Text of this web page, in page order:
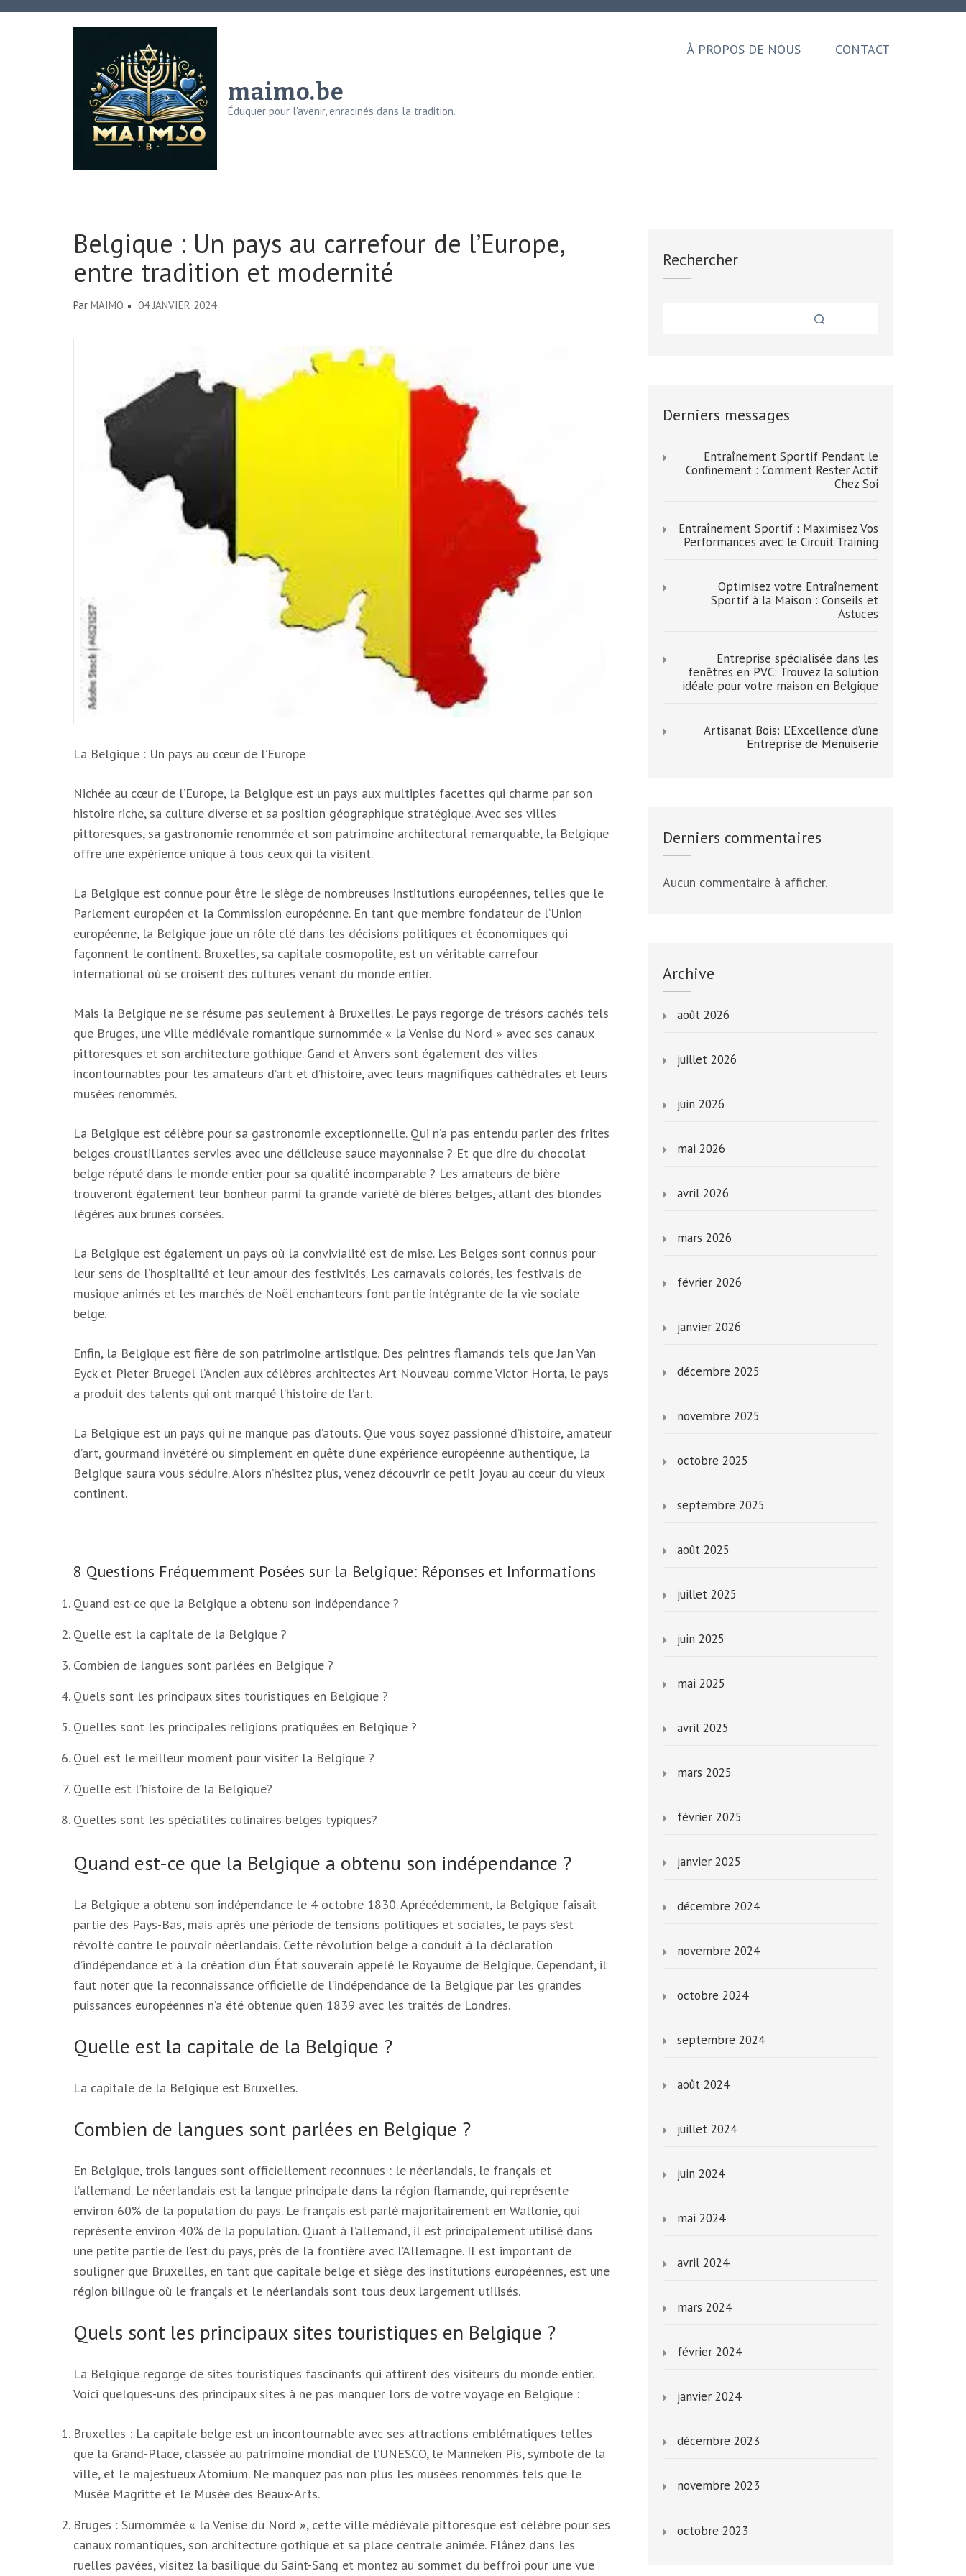
Aller
maimo.be
Éduquer pour l'avenir, enracinés dans la tradition.
À PROPOS DE NOUS CONTACT
Belgique : Un pays au carrefour de l’Europe,
entre tradition et modernité
Par MAIMO 04 JANVIER 2024
La Belgique : Un pays au cœur de l’Europe
Nichée au cœur de l’Europe, la Belgique est un pays aux multiples facettes qui charme par son
histoire riche, sa culture diverse et sa position géographique stratégique. Avec ses villes
pittoresques, sa gastronomie renommée et son patrimoine architectural remarquable, la Belgique
offre une expérience unique à tous ceux qui la visitent.
La Belgique est connue pour être le siège de nombreuses institutions européennes, telles que le
Parlement européen et la Commission européenne. En tant que membre fondateur de l’Union
européenne, la Belgique joue un rôle clé dans les décisions politiques et économiques qui
façonnent le continent. Bruxelles, sa capitale cosmopolite, est un véritable carrefour
international où se croisent des cultures venant du monde entier.
Mais la Belgique ne se résume pas seulement à Bruxelles. Le pays regorge de trésors cachés tels
que Bruges, une ville médiévale romantique surnommée « la Venise du Nord » avec ses canaux
pittoresques et son architecture gothique. Gand et Anvers sont également des villes
incontournables pour les amateurs d’art et d’histoire, avec leurs magnifiques cathédrales et leurs
musées renommés.
La Belgique est célèbre pour sa gastronomie exceptionnelle. Qui n’a pas entendu parler des frites
belges croustillantes servies avec une délicieuse sauce mayonnaise ? Et que dire du chocolat
belge réputé dans le monde entier pour sa qualité incomparable ? Les amateurs de bière
trouveront également leur bonheur parmi la grande variété de bières belges, allant des blondes
légères aux brunes corsées.
La Belgique est également un pays où la convivialité est de mise. Les Belges sont connus pour
leur sens de l’hospitalité et leur amour des festivités. Les carnavals colorés, les festivals de
musique animés et les marchés de Noël enchanteurs font partie intégrante de la vie sociale
belge.
Enfin, la Belgique est fière de son patrimoine artistique. Des peintres flamands tels que Jan Van
Eyck et Pieter Bruegel l’Ancien aux célèbres architectes Art Nouveau comme Victor Horta, le pays
a produit des talents qui ont marqué l’histoire de l’art.
La Belgique est un pays qui ne manque pas d’atouts. Que vous soyez passionné d’histoire, amateur
d’art, gourmand invétéré ou simplement en quête d’une expérience européenne authentique, la
Belgique saura vous séduire. Alors n’hésitez plus, venez découvrir ce petit joyau au cœur du vieux
continent.
8 Questions Fréquemment Posées sur la Belgique: Réponses et Informations
Quand est-ce que la Belgique a obtenu son indépendance ?
Quelle est la capitale de la Belgique ?
Combien de langues sont parlées en Belgique ?
Quels sont les principaux sites touristiques en Belgique ?
Quelles sont les principales religions pratiquées en Belgique ?
Quel est le meilleur moment pour visiter la Belgique ?
Quelle est l’histoire de la Belgique?
Quelles sont les spécialités culinaires belges typiques?
Quand est-ce que la Belgique a obtenu son indépendance ?
La Belgique a obtenu son indépendance le 4 octobre 1830. Aprécédemment, la Belgique faisait
partie des Pays-Bas, mais après une période de tensions politiques et sociales, le pays s’est
révolté contre le pouvoir néerlandais. Cette révolution belge a conduit à la déclaration
d’indépendance et à la création d’un État souverain appelé le Royaume de Belgique. Cependant, il
faut noter que la reconnaissance officielle de l’indépendance de la Belgique par les grandes
puissances européennes n’a été obtenue qu’en 1839 avec les traités de Londres.
Quelle est la capitale de la Belgique ?
La capitale de la Belgique est Bruxelles.
Combien de langues sont parlées en Belgique ?
En Belgique, trois langues sont officiellement reconnues : le néerlandais, le français et
l’allemand. Le néerlandais est la langue principale dans la région flamande, qui représente
environ 60% de la population du pays. Le français est parlé majoritairement en Wallonie, qui
représente environ 40% de la population. Quant à l’allemand, il est principalement utilisé dans
une petite partie de l’est du pays, près de la frontière avec l’Allemagne. Il est important de
souligner que Bruxelles, en tant que capitale belge et siège des institutions européennes, est une
région bilingue où le français et le néerlandais sont tous deux largement utilisés.
Quels sont les principaux sites touristiques en Belgique ?
La Belgique regorge de sites touristiques fascinants qui attirent des visiteurs du monde entier.
Voici quelques-uns des principaux sites à ne pas manquer lors de votre voyage en Belgique :
Bruxelles : La capitale belge est un incontournable avec ses attractions emblématiques telles
que la Grand-Place, classée au patrimoine mondial de l’UNESCO, le Manneken Pis, symbole de la
ville, et le majestueux Atomium. Ne manquez pas non plus les musées renommés tels que le
Musée Magritte et le Musée des Beaux-Arts.
Bruges : Surnommée « la Venise du Nord », cette ville médiévale pittoresque est célèbre pour ses
canaux romantiques, son architecture gothique et sa place centrale animée. Flânez dans les
ruelles pavées, visitez la basilique du Saint-Sang et montez au sommet du beffroi pour une vue
Rechercher
Derniers messages
Entraînement Sportif Pendant le
Confinement : Comment Rester Actif
Chez Soi
Entraînement Sportif : Maximisez Vos
Performances avec le Circuit Training
Optimisez votre Entraînement
Sportif à la Maison : Conseils et
Astuces
Entreprise spécialisée dans les
fenêtres en PVC: Trouvez la solution
idéale pour votre maison en Belgique
Artisanat Bois: L’Excellence d’une
Entreprise de Menuiserie
Derniers commentaires
Aucun commentaire à afficher.
Archive
août 2026
juillet 2026
juin 2026
mai 2026
avril 2026
mars 2026
février 2026
janvier 2026
décembre 2025
novembre 2025
octobre 2025
septembre 2025
août 2025
juillet 2025
juin 2025
mai 2025
avril 2025
mars 2025
février 2025
janvier 2025
décembre 2024
novembre 2024
octobre 2024
septembre 2024
août 2024
juillet 2024
juin 2024
mai 2024
avril 2024
mars 2024
février 2024
janvier 2024
décembre 2023
novembre 2023
octobre 2023